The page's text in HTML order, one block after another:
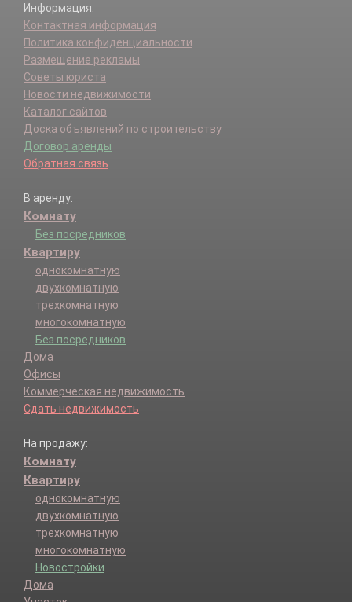
Информация:
Контактная информация
Политика конфиденциальности
Размещение рекламы
Советы юриста
Новости недвижимости
Каталог сайтов
Доска объявлений по строительству
Договор аренды
Обратная связь
В аренду:
Комнату
Без посредников
Квартиру
однокомнатную
двухкомнатную
трехкомнатную
многокомнатную
Без посредников
Дома
Офисы
Коммерческая недвижимость
Сдать недвижимость
На продажу:
Комнату
Квартиру
однокомнатную
двухкомнатную
трехкомнатную
многокомнатную
Новостройки
Дома